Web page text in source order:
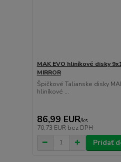
MAK EVO hliníkové disky
MIRROR
Špičkové Talianske disky
hliníkové ...
86,99 EUR/ks
70,73 EUR bez DPH
Pridať